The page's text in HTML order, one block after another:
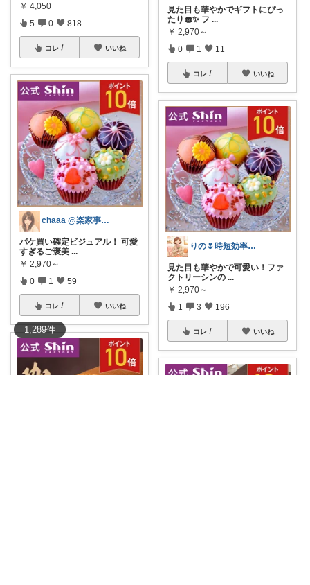
1,289件
￥ 4,050
5 0 818
コレ いいね
chaaa @楽家事ベビ健康
パケ買い確定ビジュアル！ 可愛
すぎるご褒美 ...
￥ 2,970～
0 1 59
コレ いいね
見た目も華やかでギフトにぴっ
たり🧁✨ フ ...
￥ 2,970～
0 1 11
コレ いいね
りの🌷時短効率マニア
見た目も華やかで可愛い！ファ
クトリーシンの ...
￥ 2,970～
1 3 196
コレ いいね